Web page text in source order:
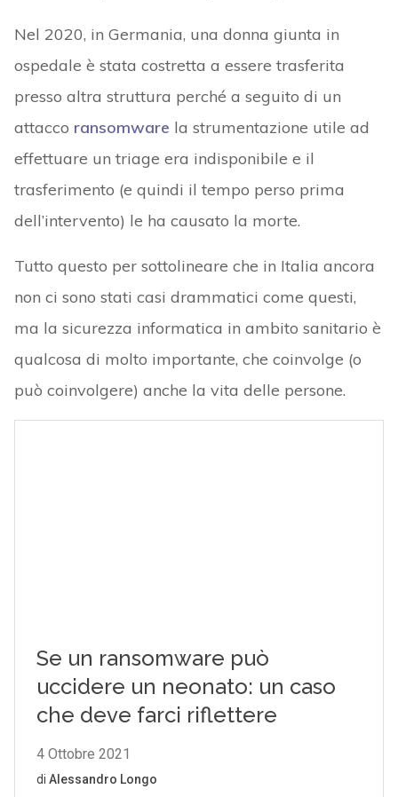
Nel 2020, in Germania, una donna giunta in
ospedale è stata costretta a essere trasferita
presso altra struttura perché a seguito di un
attacco ransomware la strumentazione utile ad
effettuare un triage era indisponibile e il
trasferimento (e quindi il tempo perso prima
dell’intervento) le ha causato la morte.
Tutto questo per sottolineare che in Italia ancora
non ci sono stati casi drammatici come questi,
ma la sicurezza informatica in ambito sanitario è
qualcosa di molto importante, che coinvolge (o
può coinvolgere) anche la vita delle persone.